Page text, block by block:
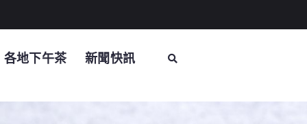
各地下午茶 新聞快訊